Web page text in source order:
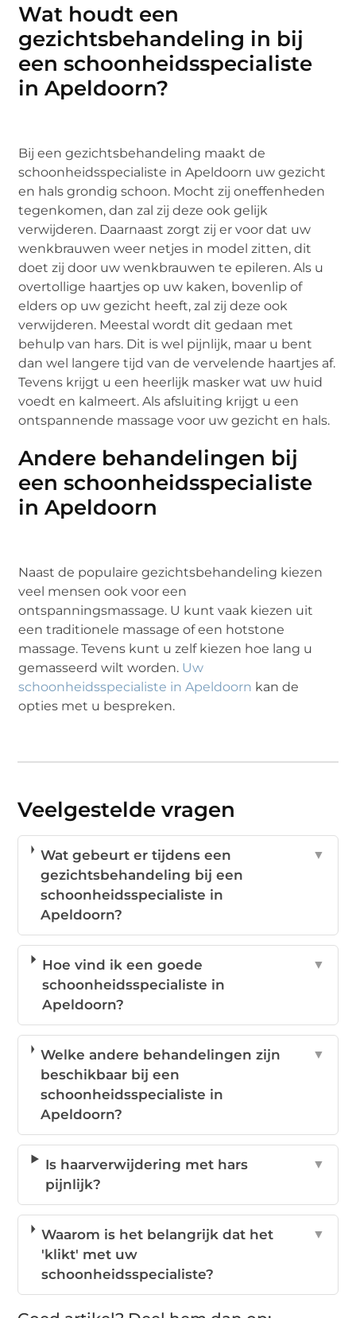
Wat houdt een
gezichtsbehandeling in bij
een schoonheidsspecialiste
in Apeldoorn?
Bij een gezichtsbehandeling maakt de
schoonheidsspecialiste in Apeldoorn uw gezicht
en hals grondig schoon. Mocht zij oneffenheden
tegenkomen, dan zal zij deze ook gelijk
verwijderen. Daarnaast zorgt zij er voor dat uw
wenkbrauwen weer netjes in model zitten, dit
doet zij door uw wenkbrauwen te epileren. Als u
overtollige haartjes op uw kaken, bovenlip of
elders op uw gezicht heeft, zal zij deze ook
verwijderen. Meestal wordt dit gedaan met
behulp van hars. Dit is wel pijnlijk, maar u bent
dan wel langere tijd van de vervelende haartjes af.
Tevens krijgt u een heerlijk masker wat uw huid
voedt en kalmeert. Als afsluiting krijgt u een
ontspannende massage voor uw gezicht en hals.
Andere behandelingen bij
een schoonheidsspecialiste
in Apeldoorn
Naast de populaire gezichtsbehandeling kiezen
veel mensen ook voor een
ontspanningsmassage. U kunt vaak kiezen uit
een traditionele massage of een hotstone
massage. Tevens kunt u zelf kiezen hoe lang u
gemasseerd wilt worden. Uw
schoonheidsspecialiste in Apeldoorn kan de
opties met u bespreken.
Veelgestelde vragen
Wat gebeurt er tijdens een
gezichtsbehandeling bij een
schoonheidsspecialiste in
Apeldoorn?
▼
Hoe vind ik een goede
schoonheidsspecialiste in
Apeldoorn?
▼
Welke andere behandelingen zijn
beschikbaar bij een
schoonheidsspecialiste in
Apeldoorn?
▼
Is haarverwijdering met hars
pijnlijk?
▼
Waarom is het belangrijk dat het
'klikt' met uw
schoonheidsspecialiste?
▼